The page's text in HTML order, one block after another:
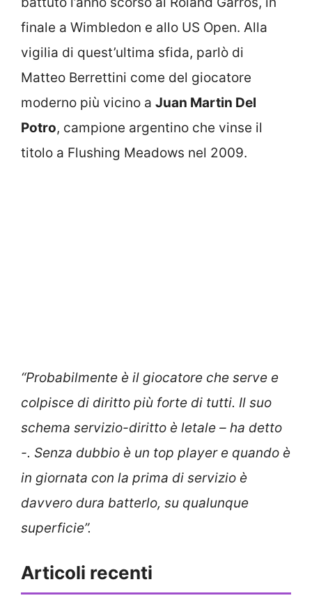
finale a Wimbledon e allo US Open. Alla
vigilia di quest’ultima sfida, parlò di
Matteo Berrettini come del giocatore
moderno più vicino a Juan Martin Del
Potro, campione argentino che vinse il
titolo a Flushing Meadows nel 2009.
“Probabilmente è il giocatore che serve e
colpisce di diritto più forte di tutti. Il suo
schema servizio-diritto è letale – ha detto
-. Senza dubbio è un top player e quando è
in giornata con la prima di servizio è
davvero dura batterlo, su qualunque
superficie”.
Articoli recenti